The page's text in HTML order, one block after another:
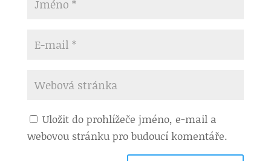
Uložit do prohlížeče jméno, e-mail a
webovou stránku pro budoucí komentáře.